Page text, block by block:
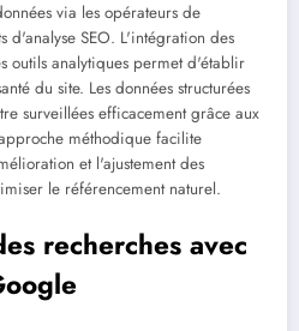
via les opérateurs de
d'analyse SEO. L'intégration des
outils analytiques permet d'établir
du site. Les données structurées
surveillées efficacement grâce aux
méthodique facilite
et l'ajustement des
le référencement naturel.
recherches avec